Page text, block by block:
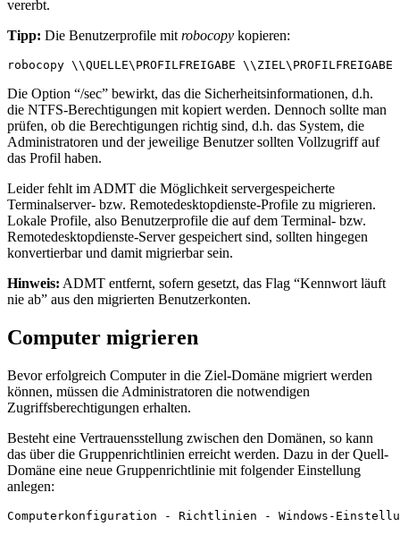
vererbt.
Tipp: Die Benutzerprofile mit robocopy kopieren:
robocopy \\QUELLE\PROFILFREIGABE
Die Option “/sec” bewirkt, das die Sicherheitsinformationen, d.h.
die NTFS-Berechtigungen mit kopiert werden. Dennoch sollte man
prüfen, ob die Berechtigungen richtig sind, d.h. das System, die
Administratoren und der jeweilige Benutzer sollten Vollzugriff auf
das Profil haben.
Leider fehlt im ADMT die Möglichkeit servergespeicherte
Terminalserver- bzw. Remotedesktopdienste-Profile zu migrieren.
Lokale Profile, also Benutzerprofile die auf dem Terminal- bzw.
Remotedesktopdienste-Server gespeichert sind, sollten hingegen
konvertierbar und damit migrierbar sein.
Hinweis: ADMT entfernt, sofern gesetzt, das Flag “Kennwort läuft
nie ab” aus den migrierten Benutzerkonten.
Computer migrieren
Bevor erfolgreich Computer in die Ziel-Domäne migriert werden
können, müssen die Administratoren die notwendigen
Zugriffsberechtigungen erhalten.
Besteht eine Vertrauensstellung zwischen den Domänen, so kann
das über die Gruppenrichtlinien erreicht werden. Dazu in der Quell-
Domäne eine neue Gruppenrichtlinie mit folgender Einstellung
anlegen:
Computerkonfiguration - Richtlinien - Windows-